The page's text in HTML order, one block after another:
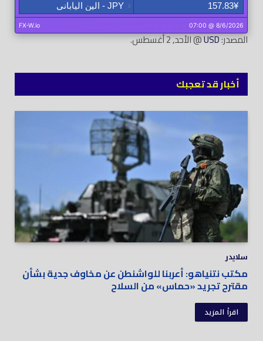
المصدر:USD@ الأحد, 2 أغسطس.
أخبار قد تعجبك
سلايدر
مكتب نتنياهو: أعربنا للواشنطن عن مخاوف جدية بشأن
مقترح تجريد «حماس» من السلاح
اقرأ المزيد